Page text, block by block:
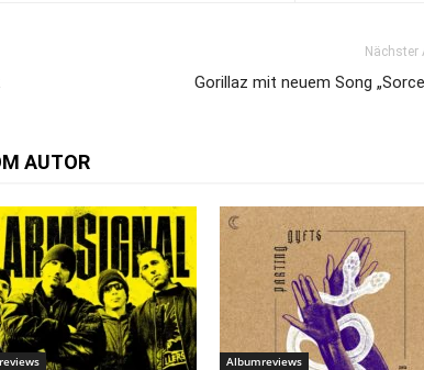
Nächster
Gorillaz mit neuem Song
AUTOR
Albumreviews